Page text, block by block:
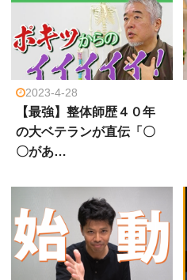
2023-4-28
【最強】整体師歴４０年
の大ベテランが直伝「〇
〇があ…